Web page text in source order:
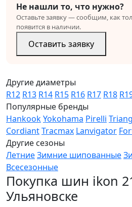
Не нашли то, что нужно?
Оставьте заявку — сообщим, как
появится в наличии.
Оставить заявку
Другие диаметры
R12 R13 R14 R15 R16 R17 R18
Популярные бренды
HankookYokohama Pirelli
CordiantTracmax Lanvigator
Другие сезоны
ЛетниеЗимние шипованные
Всесезонные
Покупка шин ikon
Ульяновске